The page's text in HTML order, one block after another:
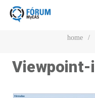
home /